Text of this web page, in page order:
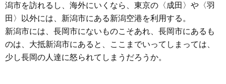
潟市を訪れるし、海外にいくなら、東京の〈成田〉や〈羽
田〉以外には、新潟市にある新潟空港を利用する。
新潟市には、長岡市にないものこそあれ、長岡市にあるも
のは、大抵新潟市にあると、ここまでいってしまっては、
少し長岡の人達に怒られてしまうだろうか。